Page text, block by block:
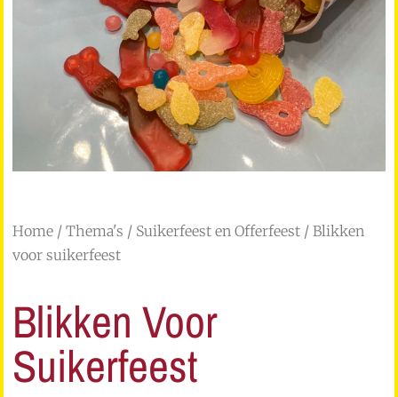
Home / Thema's / Suikerfeest en Offerfeest / Blikken
voor suikerfeest
Blikken Voor
Suikerfeest